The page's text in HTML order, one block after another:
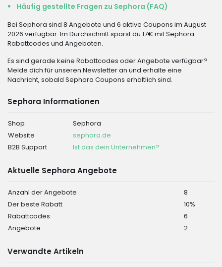
Häufig gestellte Fragen zu Sephora (FAQ)
Bei Sephora sind 8 Angebote und 6 aktive Coupons im August
2026 verfügbar. Im Durchschnitt sparst du 17€ mit Sephora
Rabattcodes und Angeboten.
Es sind gerade keine Rabattcodes oder Angebote verfügbar?
Melde dich für unseren Newsletter an und erhalte eine
Nachricht, sobald Sephora Coupons erhältlich sind.
Sephora Informationen
Shop
Sephora
Website
sephora.de
B2B Support
Ist das dein Unternehmen?
Aktuelle Sephora Angebote
Anzahl der Angebote
8
Der beste Rabatt
10%
Rabattcodes
6
Angebote
2
Verwandte Artikeln